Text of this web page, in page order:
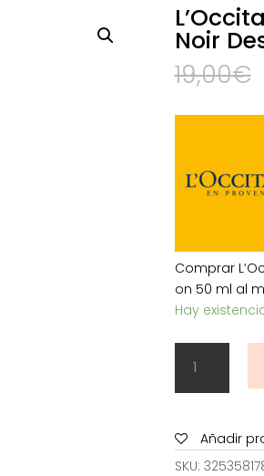
Noir
19,00€
Comprar
on 50 ml al
Hay
Provence
Poivre
Noir
Añadir
SKU: